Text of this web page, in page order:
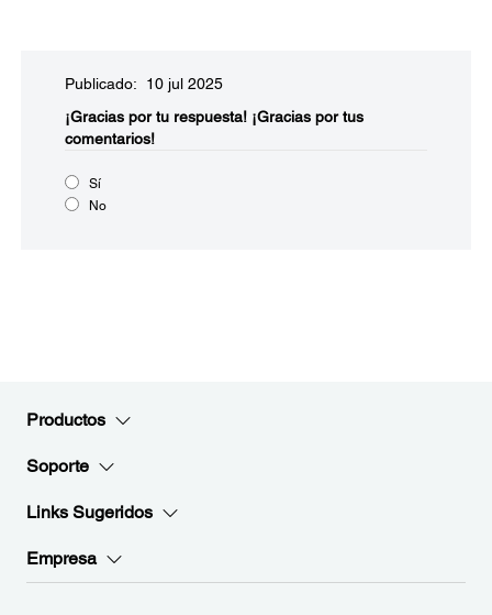
Publicado: 10 jul 2025
¡Gracias por tu respuesta! ¡Gracias por tus
comentarios!
Sí
No
Productos
Soporte
Links Sugeridos
Empresa